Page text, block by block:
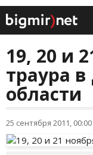
19, 20 и
траура
области
25 сентября 2011, 00:00